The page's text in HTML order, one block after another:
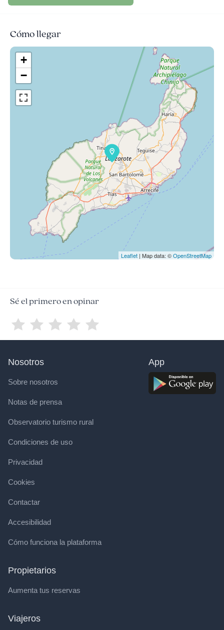
Cómo llegar
+
−
Leaflet | Map data: ©OpenStreetMap
Sé el primero en opinar
Nosotros
Sobre nosotros
Notas de prensa
Observatorio turismo rural
Condiciones de uso
Privacidad
Cookies
Contactar
Accesibilidad
Cómo funciona la plataforma
Propietarios
Aumenta tus reservas
Viajeros
App